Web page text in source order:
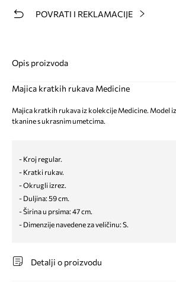
POVRATI I REKLAMACIJE
Opis proizvoda
Majica kratkih rukava Medicine
Majica kratkih rukava iz kolekcije Medicine. Model
tkanine s ukrasnim umetcima.
- Kroj regular.
- Kratki rukav.
- Okrugli izrez.
- Duljina: 59 cm.
- Širina u prsima: 47 cm.
- Dimenzije navedene za veličinu: S.
Detalji o proizvodu